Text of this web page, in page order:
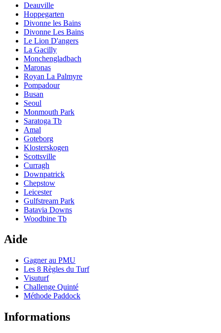
Deauville
Hoppegarten
Divonne les Bains
Divonne Les Bains
Le Lion D'angers
La Gacilly
Monchengladbach
Maronas
Royan La Palmyre
Pompadour
Busan
Seoul
Monmouth Park
Saratoga Tb
Amal
Goteborg
Klosterskogen
Scottsville
Curragh
Downpatrick
Chepstow
Leicester
Gulfstream Park
Batavia Downs
Woodbine Tb
Aide
Gagner au PMU
Les 8 Règles du Turf
Visuturf
Challenge Quinté
Méthode Paddock
Informations